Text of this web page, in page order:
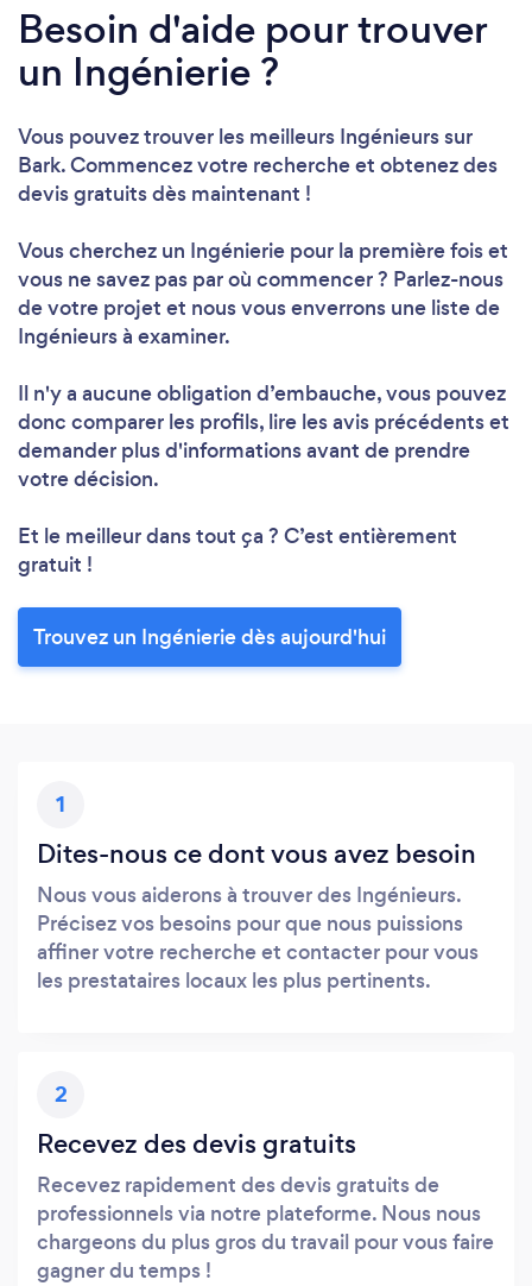
Besoin d'aide pour trouver
un Ingénierie ?
Vous pouvez trouver les meilleurs Ingénieurs sur
Bark. Commencez votre recherche et obtenez des
devis gratuits dès maintenant !
Vous cherchez un Ingénierie pour la première fois et
vous ne savez pas par où commencer ? Parlez-nous
de votre projet et nous vous enverrons une liste de
Ingénieurs à examiner.
Il n'y a aucune obligation d’embauche, vous pouvez
donc comparer les profils, lire les avis précédents et
demander plus d'informations avant de prendre
votre décision.
Et le meilleur dans tout ça ? C’est entièrement
gratuit !
Trouvez un Ingénierie dès aujourd'hui
1
Dites-nous ce dont vous avez besoin
Nous vous aiderons à trouver des Ingénieurs.
Précisez vos besoins pour que nous puissions
affiner votre recherche et contacter pour vous
les prestataires locaux les plus pertinents.
2
Recevez des devis gratuits
Recevez rapidement des devis gratuits de
professionnels via notre plateforme. Nous nous
chargeons du plus gros du travail pour vous faire
gagner du temps !